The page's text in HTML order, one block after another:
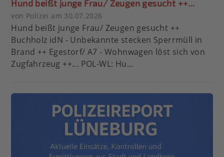
Hund beißt junge Frau/ Zeugen gesucht ++...
von Polizei am 30.07.2026
Hund beißt junge Frau/ Zeugen gesucht ++
Buchholz idN - Unbekannte stecken Sperrmüll in
Brand ++ Egestorf/ A7 - Wohnwagen löst sich von
Zugfahrzeug ++... POL-WL: Hu...